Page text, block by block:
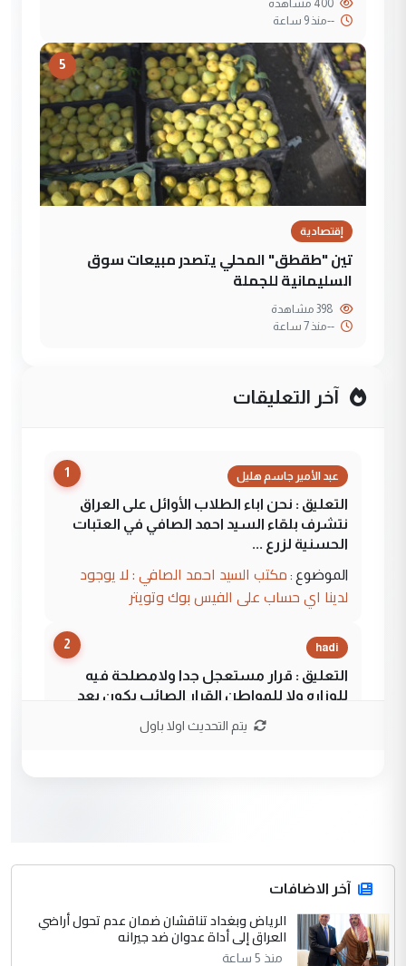
--منذ 9 ساعة
5
إقتصادية
تين "طقطق" المحلي يتصدر مبيعات سوق
السليمانية للجملة
--منذ 7 ساعة
آخر التعليقات
1 عبد الأمير جاسم هليل
التعليق : نحن اباء الطلاب الأوائل على العراق
نتشرف بلقاء السيد احمد الصافي في العتبات
الحسنية لزرع ...
الموضوع : مكتب السيد احمد الصافي : لا يوجود
لدينا اي حساب على الفيس بوك وتويتر
2 hadi
التعليق : قرار مستعجل جدا ولامصلحة فيه
للوزاره ولا للمواطن القرار الصائب يكون بعد
جنسية الرافد الثالث للعراق ومن اصول عريقة
ابا فرات ...
الموضوع :
الجواهري يرد على صدام حسين سل
مضجعيك يابن الزنا (نص كامل)
يتم التحديث اولا باول
آخر الاضافات
الرياض وبغداد تناقشان ضمان عدم تحول أراضي
العراق إلى أداة عدوان ضد جيرانه
منذ 5 ساعة